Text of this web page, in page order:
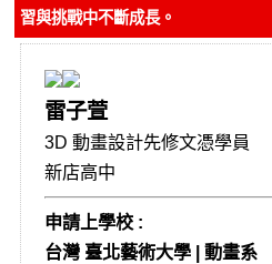
習與挑戰中不斷成長。
雷子萱
3D 動畫設計先修文憑學員
新店高中
申請上學校 :
台灣 臺北藝術大學 | 動畫系